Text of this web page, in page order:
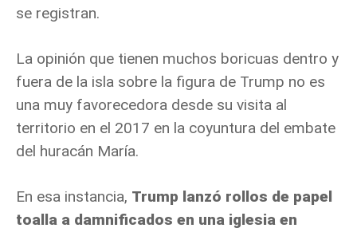
se registran.
La opinión que tienen muchos boricuas dentro y
fuera de la isla sobre la figura de Trump no es
una muy favorecedora desde su visita al
territorio en el 2017 en la coyuntura del embate
del huracán María.
En esa instancia, Trump lanzó rollos de papel
toalla a damnificados en una iglesia en